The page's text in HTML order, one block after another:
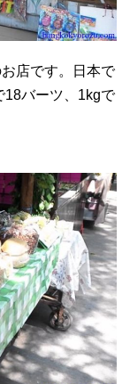
店です。日本で
18バーツ、1kgで